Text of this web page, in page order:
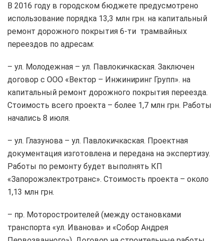
В 2016 году в городском бюджете предусмотрено
использование порядка 13,3 млн грн. на капитальный
ремонт дорожного покрытия 6-ти трамвайных
переездов по адресам:
– ул. Молодежная – ул. Павлокичкаская. Заключен
договор с ООО «Вектор – Инжиниринг Групп». на
капитальный ремонт дорожного покрытия переезда.
Стоимость всего проекта – более 1,7 млн грн. Работы
начались 8 июля.
– ул. Глазунова – ул. Павлокичкаская. Проектная
документация изготовлена и передана на экспертизу.
Работы по ремонту будет выполнять КП
«Запорожэлектротранс». Стоимость проекта – около
1,13 млн грн.
– пр. Моторостроителей (между остановками
транспорта «ул. Иванова» и «Собор Андрея